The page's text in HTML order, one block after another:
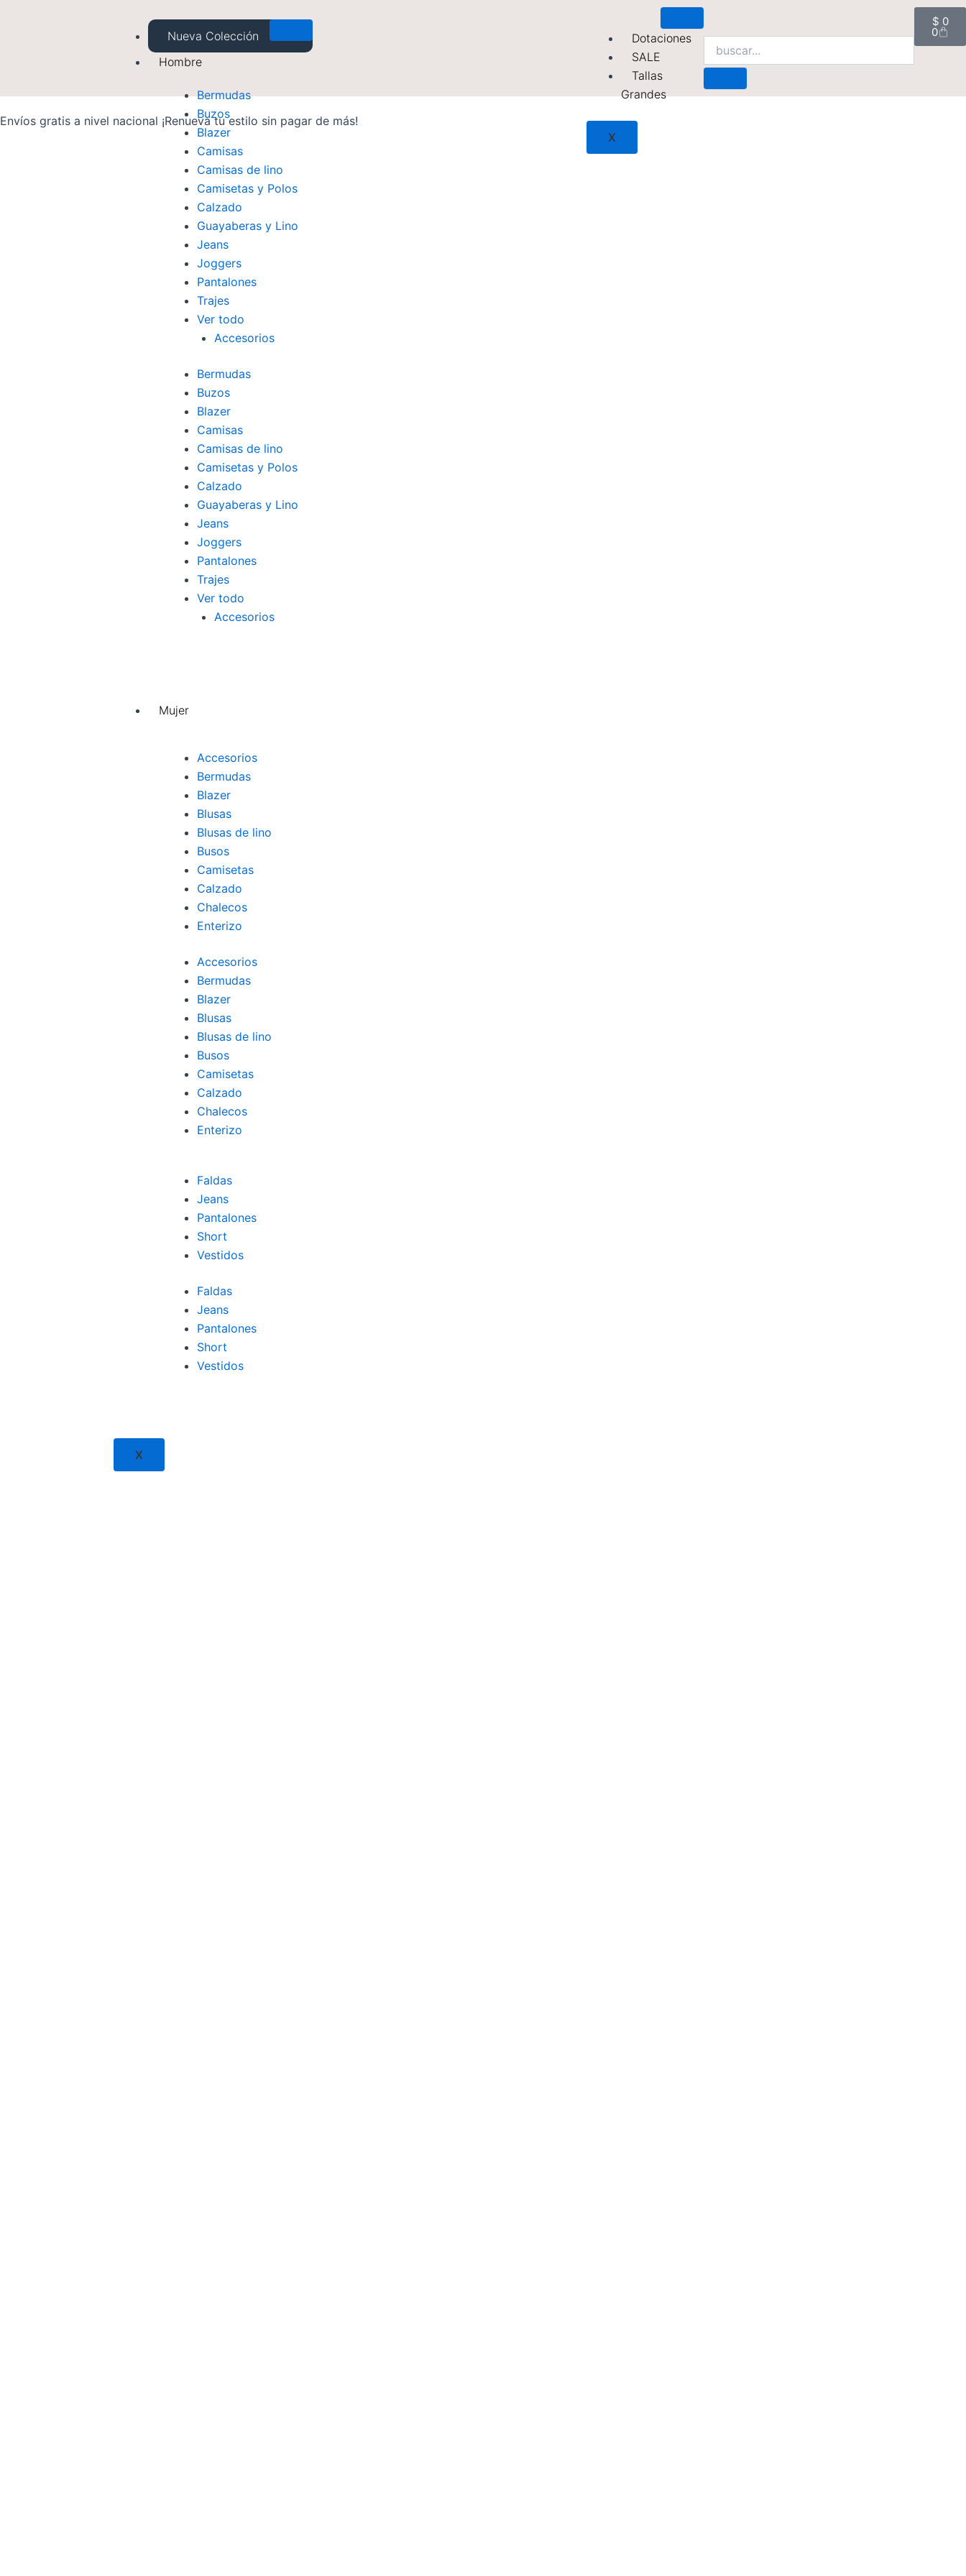
Nueva Colección
Hombre
Bermudas
Buzos
Blazer
Camisas
Camisas de lino
Camisetas y Polos
Calzado
Guayaberas y Lino
Jeans
Joggers
Pantalones
Trajes
Ver todo
Accesorios
Bermudas
Buzos
Blazer
Camisas
Camisas de lino
Camisetas y Polos
Calzado
Guayaberas y Lino
Jeans
Joggers
Pantalones
Trajes
Ver todo
Accesorios
Mujer
Accesorios
Bermudas
Blazer
Blusas
Blusas de lino
Busos
Camisetas
Calzado
Chalecos
Enterizo
Accesorios
Bermudas
Blazer
Blusas
Blusas de lino
Busos
Camisetas
Calzado
Chalecos
Enterizo
Faldas
Jeans
Pantalones
Short
Vestidos
Faldas
Jeans
Pantalones
Short
Vestidos
X
Dotaciones
SALE
Tallas
Grandes
X
$ 0
0
Cart
Envíos gratis a nivel nacional ¡Renueva tu estilo sin pagar de más!